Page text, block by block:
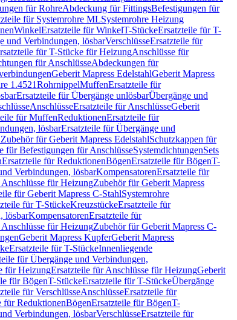
für RohreAbdeckung für FittingsBefestigungen für
für Systemrohre MLSystemrohre Heizung
WinkelErsatzteile für WinkelT-StückeErsatzteile für T-
und Verbindungen, lösbarVerschlüsseErsatzteile für
für T-Stücke für HeizungAnschlüsse für
für AnschlüsseAbdeckungen für
Geberit Mapress EdelstahlGeberit Mapress
1.4521RohrnippelMuffenErsatzteile für
Ersatzteile für Übergänge unlösbarÜbergänge und
AnschlüsseErsatzteile für AnschlüsseGeberit
für MuffenReduktionenErsatzteile für
lösbarErsatzteile für Übergänge und
für Geberit Mapress EdelstahlSchutzkappen für
für Befestigungen für AnschlüsseSystemdichtungenSets
Ersatzteile für ReduktionenBögenErsatzteile für BögenT-
Verbindungen, lösbarKompensatorenErsatzteile für
für HeizungZubehör für Geberit Mapress
für Geberit Mapress C-StahlSystemrohre
für T-StückeKreuzstückeErsatzteile für
lösbarKompensatorenErsatzteile für
für HeizungZubehör für Geberit Mapress C-
Geberit Mapress KupferGeberit Mapress
Ersatzteile für T-StückeInnenliegende
für Übergänge und Verbindungen,
für HeizungErsatzteile für Anschlüsse für HeizungGeberit
für BögenT-StückeErsatzteile für T-StückeÜbergänge
für VerschlüsseAnschlüsseErsatzteile für
für ReduktionenBögenErsatzteile für BögenT-
Verbindungen, lösbarVerschlüsseErsatzteile für